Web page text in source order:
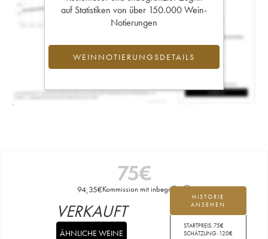
auf Statistiken von über 150.000 Wein-
Notierungen
WEINNOTIERUNGSDETAILS
75€
94,35€Kommission mit inbegriffen
HISTORIE
ANSEHEN
STARTPREIS:75€
SCHÄTZUNG: 120€
VERKAUFT
ÄHNLICHE WEINE